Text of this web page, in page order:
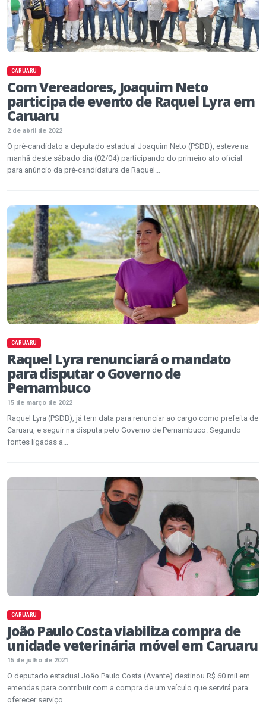
CARUARU
Com Vereadores, Joaquim Neto
participa de evento de Raquel Lyra em
Caruaru
2 de abril de 2022
O pré-candidato a deputado estadual Joaquim Neto (PSDB), esteve na
manhã deste sábado dia (02/04) participando do primeiro ato oficial
para anúncio da pré-candidatura de Raquel...
CARUARU
Raquel Lyra renunciará o mandato
para disputar o Governo de
Pernambuco
15 de março de 2022
Raquel Lyra (PSDB), já tem data para renunciar ao cargo como prefeita de
Caruaru, e seguir na disputa pelo Governo de Pernambuco. Segundo
fontes ligadas a...
CARUARU
João Paulo Costa viabiliza compra de
unidade veterinária móvel em Caruaru
15 de julho de 2021
O deputado estadual João Paulo Costa (Avante) destinou R$ 60 mil em
emendas para contribuir com a compra de um veículo que servirá para
oferecer serviço...